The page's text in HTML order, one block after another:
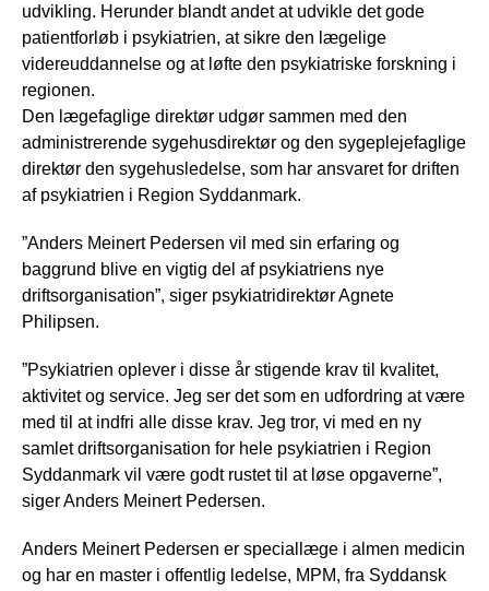
udvikling. Herunder blandt andet at udvikle det gode
patientforløb i psykiatrien, at sikre den lægelige
videreuddannelse og at løfte den psykiatriske forskning i
regionen.
Den lægefaglige direktør udgør sammen med den
administrerende sygehusdirektør og den sygeplejefaglige
direktør den sygehusledelse, som har ansvaret for driften
af psykiatrien i Region Syddanmark.
”Anders Meinert Pedersen vil med sin erfaring og
baggrund blive en vigtig del af psykiatriens nye
driftsorganisation”, siger psykiatridirektør Agnete
Philipsen.
”Psykiatrien oplever i disse år stigende krav til kvalitet,
aktivitet og service. Jeg ser det som en udfordring at være
med til at indfri alle disse krav. Jeg tror, vi med en ny
samlet driftsorganisation for hele psykiatrien i Region
Syddanmark vil være godt rustet til at løse opgaverne”,
siger Anders Meinert Pedersen.
Anders Meinert Pedersen er speciallæge i almen medicin
og har en master i offentlig ledelse, MPM, fra Syddansk